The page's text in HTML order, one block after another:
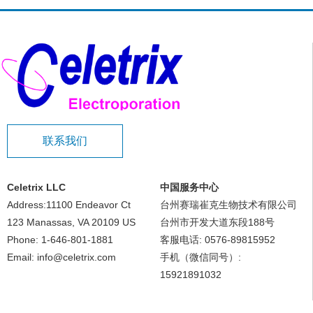
联系我们
Celetrix LLC
Address:11100 Endeavor Ct
123 Manassas, VA 20109 US
Phone: 1-646-801-1881
Email: info@celetrix.com
中国服务中心
台州赛瑞崔克生物技术有限公司
台州市开发大道东段188号
客服电话: 0576-89815952
手机（微信同号）:
15921891032